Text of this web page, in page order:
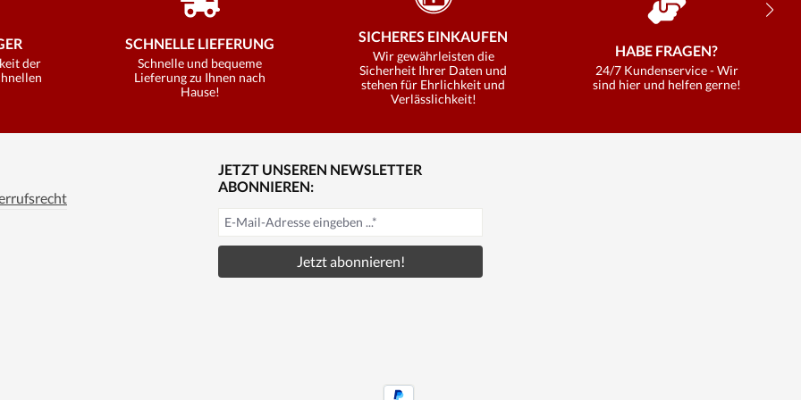
der
SCHNELLE LIEFERUNG
Schnelle und bequeme
Lieferung zu Ihnen nach
Hause!
SICHERES EINKAUFEN
Wir gewährleisten die
Sicherheit Ihrer Daten und
stehen für Ehrlichkeit und
Verlässlichkeit!
HABE FRAGEN?
24/7 Kundenservice - Wir
sind hier und helfen gerne!
JETZT UNSEREN NEWSLETTER
ABONNIEREN:
Jetzt abonnieren!